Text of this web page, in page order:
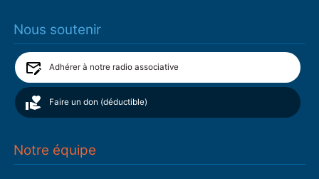
Nous soutenir
Adhérer à notre radio associative
Faire un don (déductible)
Notre équipe